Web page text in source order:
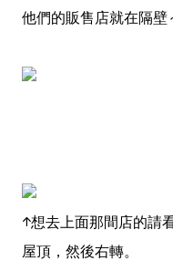
他們的販售店就在隔壁
↑想去上面那間店的請
屋頂，然後右轉。